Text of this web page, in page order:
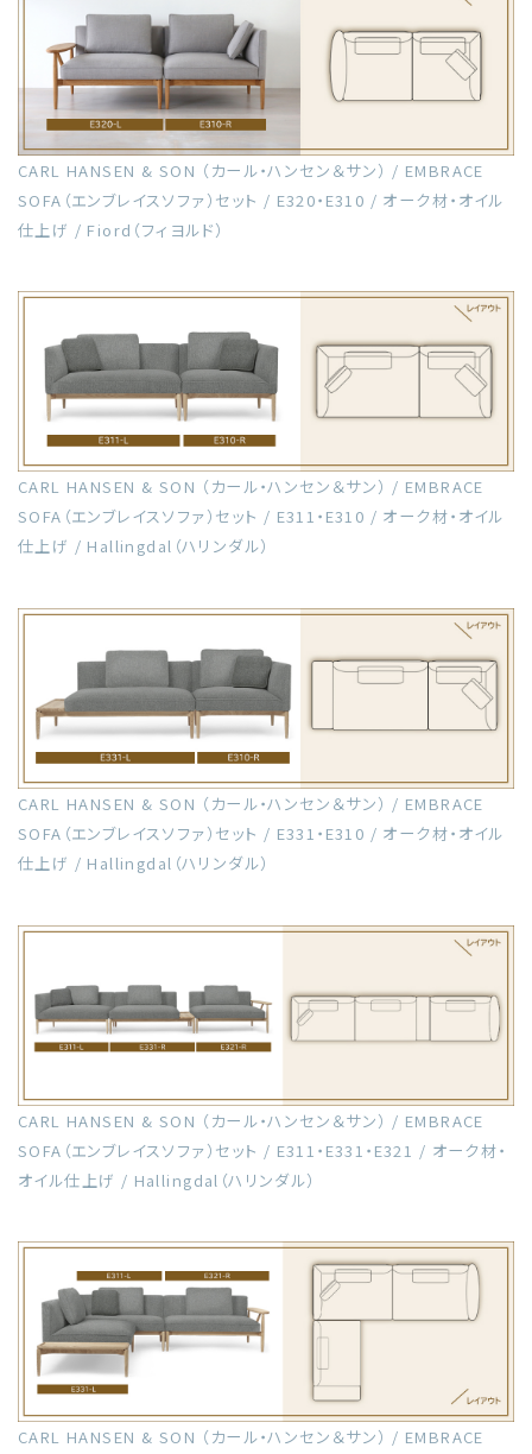
CARL HANSEN & SON （カール・ハンセン＆サン） / EMBRACE
SOFA（エンブレイスソファ）セット / E320・E310 / オーク材・オイル
仕上げ / Fiord（フィヨルド）
CARL HANSEN & SON （カール・ハンセン＆サン） / EMBRACE
SOFA（エンブレイスソファ）セット / E311・E310 / オーク材・オイル
仕上げ / Hallingdal（ハリンダル）
CARL HANSEN & SON （カール・ハンセン＆サン） / EMBRACE
SOFA（エンブレイスソファ）セット / E331・E310 / オーク材・オイル
仕上げ / Hallingdal（ハリンダル）
CARL HANSEN & SON （カール・ハンセン＆サン） / EMBRACE
SOFA（エンブレイスソファ）セット / E311・E331・E321 / オーク材・
オイル仕上げ / Hallingdal（ハリンダル）
CARL HANSEN & SON （カール・ハンセン＆サン） / EMBRACE